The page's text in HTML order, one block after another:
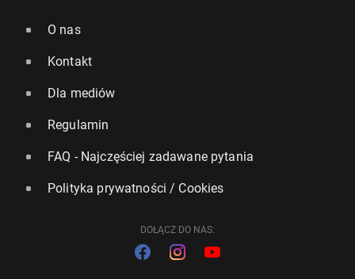
O nas
Kontakt
Dla mediów
Regulamin
FAQ - Najczęściej zadawane pytania
Polityka prywatności / Cookies
DOŁĄCZ DO NAS: